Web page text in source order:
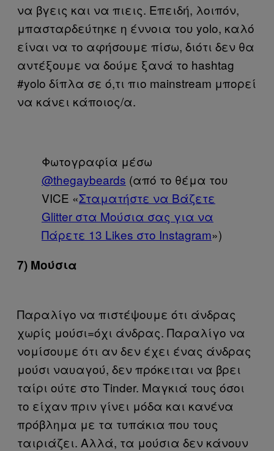
να βγεις και να πιεις. Επειδή, λοιπόν,
μπασταρδεύτηκε η έννοια του yolo, καλό
είναι να το αφήσουμε πίσω, διότι δεν θα
αντέξουμε να δούμε ξανά το hashtag
#yolo δίπλα σε ό,τι πιο mainstream μπορεί
να κάνει κάποιος/α.
Φωτογραφία μέσω
@thegaybeards (από το θέμα του
VICE «Σταματήστε να Βάζετε
Glitter στα Μούσια σας για να
Πάρετε 13 Likes στο Instagram»)
7) Μούσια
Παραλίγο να πιστέψουμε ότι άνδρας
χωρίς μούσι=όχι άνδρας. Παραλίγο να
νομίσουμε ότι αν δεν έχει ένας άνδρας
μούσι ναυαγού, δεν πρόκειται να βρει
ταίρι ούτε στο Tinder. Μαγκιά τους όσοι
το είχαν πριν γίνει μόδα και κανένα
πρόβλημα με τα τυπάκια που τους
ταιριάζει. Αλλά, τα μούσια δεν κάνουν